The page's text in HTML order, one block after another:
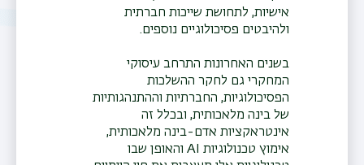
אישיות, לתחושת שייכות חברתית
ולהיבטים פסיכולוגיים נוספים.
בשנים האחרונות התרחב עיסוקי
המחקרי גם לחקר ההשלכות
הפסיכולוגיות, החברתיות וההתנהגותיות
של בינה מלאכותית, ובכלל זה
אינטראקציות אדם-בינה מלאכותית,
אימוץ טכנולוגיות AI והאופן שבו